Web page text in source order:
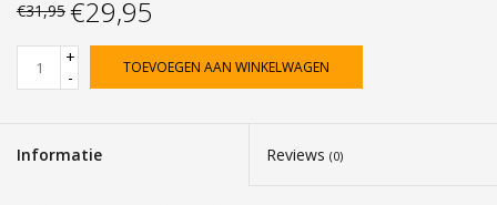
€31,95 €29,95
+
-
TOEVOEGEN AAN WINKELWAGEN
Informatie Reviews (0)